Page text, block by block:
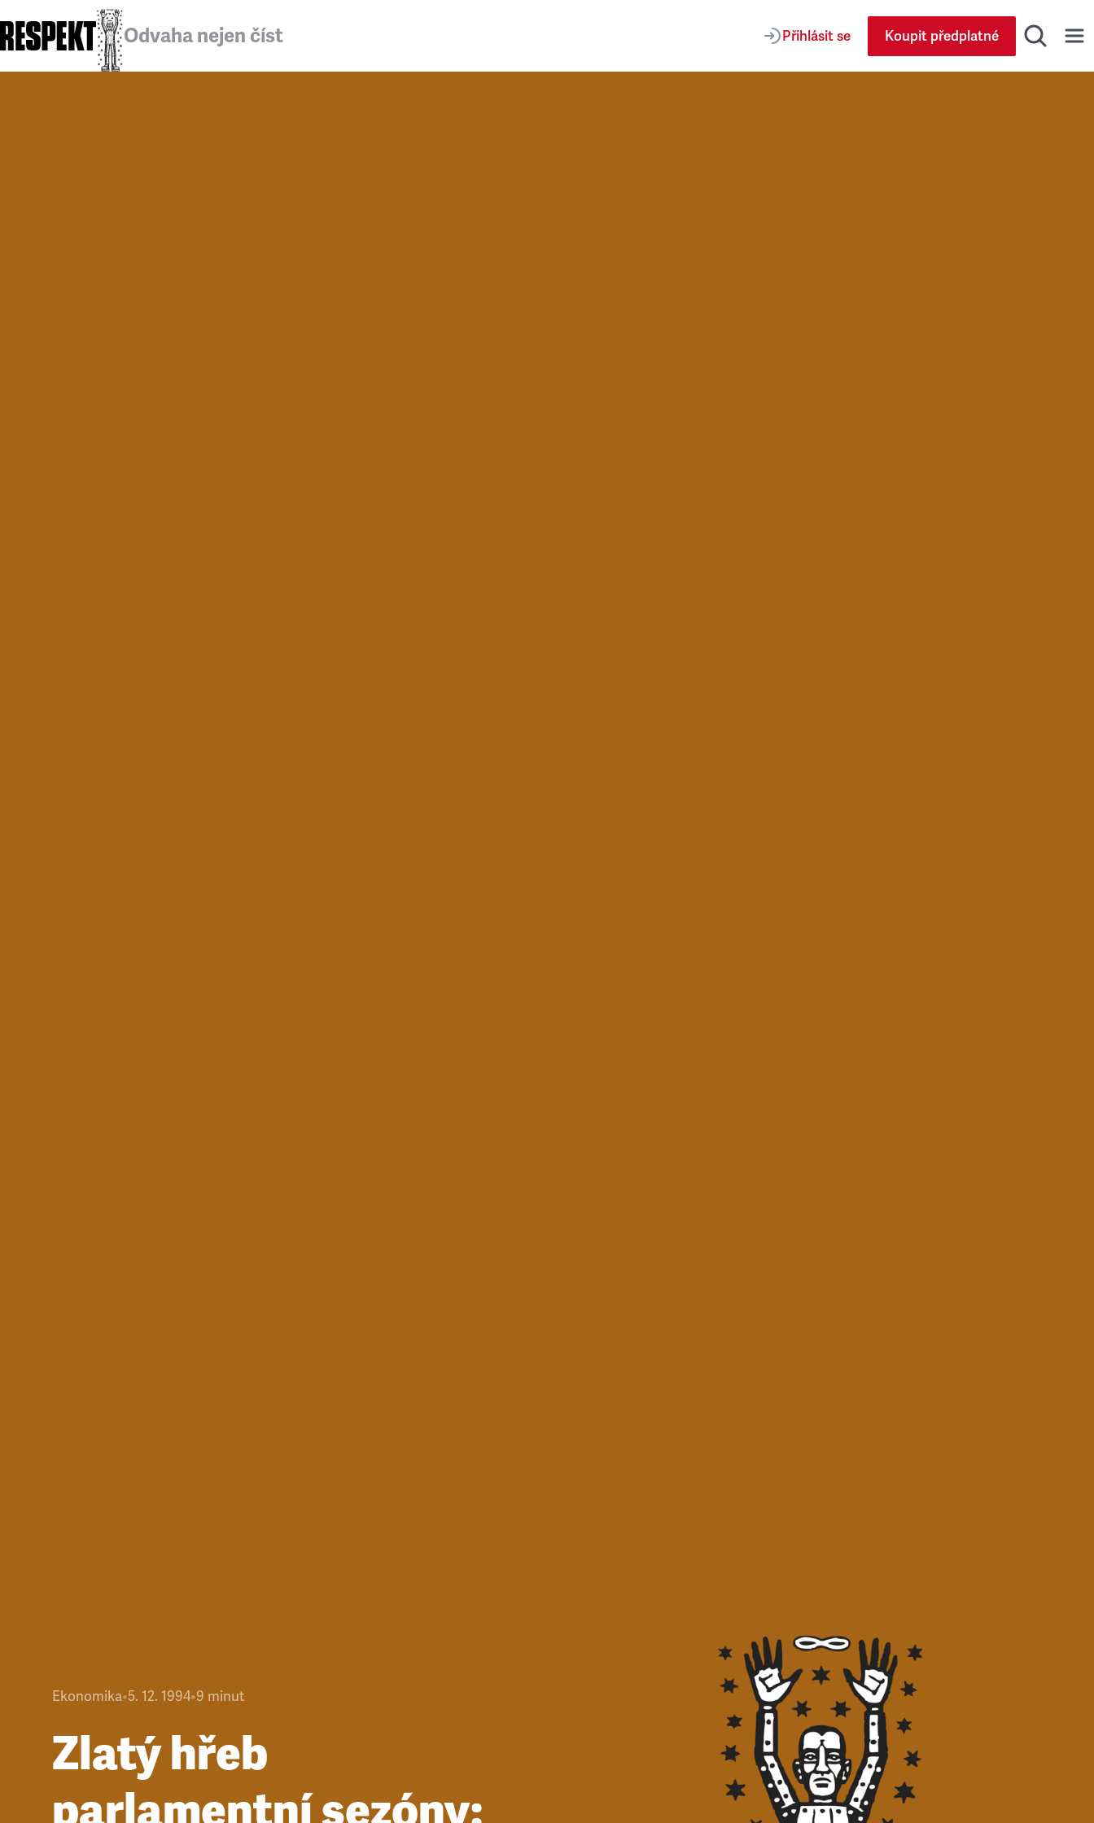
Odvaha nejen číst Přihlásit se Koupit předplatné
Ekonomika•5. 12. 1994•9 minut
Zlatý hřeb
parlamentní sezóny: